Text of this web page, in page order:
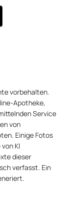
vorbehalten.
Apotheke,
Service
von
Einige Fotos
KI
dieser
verfasst. Ein